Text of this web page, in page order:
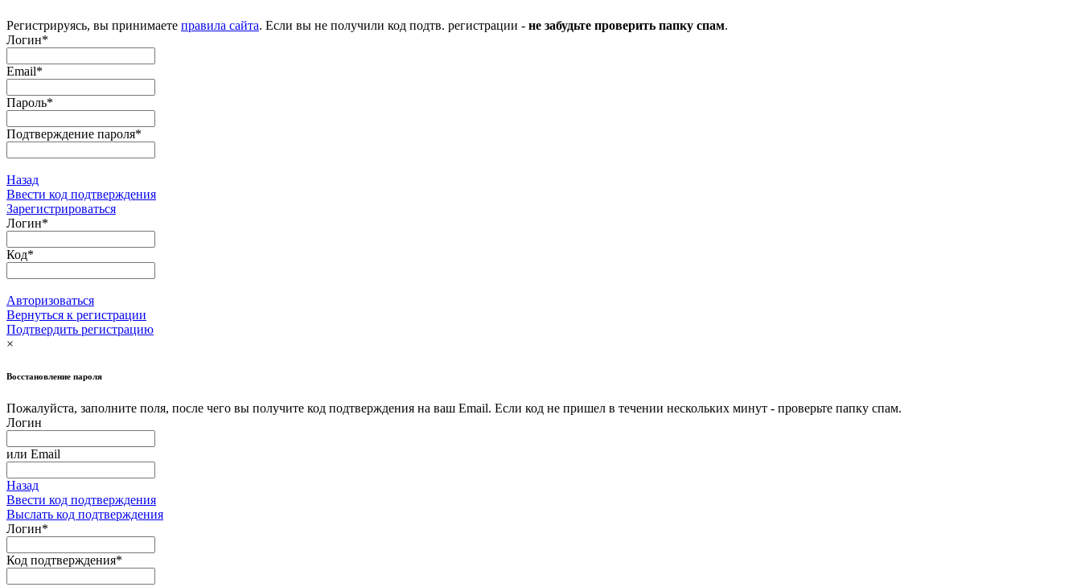
Регистрируясь, вы принимаете правила сайта. Если вы не получили код подтв. регистрации - не забудьте проверить папку спам.
Логин*
Email*
Пароль*
Подтверждение пароля*
Назад
Ввести код подтверждения
Зарегистрироваться
Логин*
Код*
Авторизоваться
Вернуться к регистрации
Подтвердить регистрацию
×
Восстановление пароля
Пожалуйста, заполните поля, после чего вы получите код подтверждения на ваш Email. Если код не пришел в течении нескольких минут - проверьте папку спам.
Логин
или Email
Назад
Ввести код подтверждения
Выслать код подтверждения
Логин*
Код подтверждения*